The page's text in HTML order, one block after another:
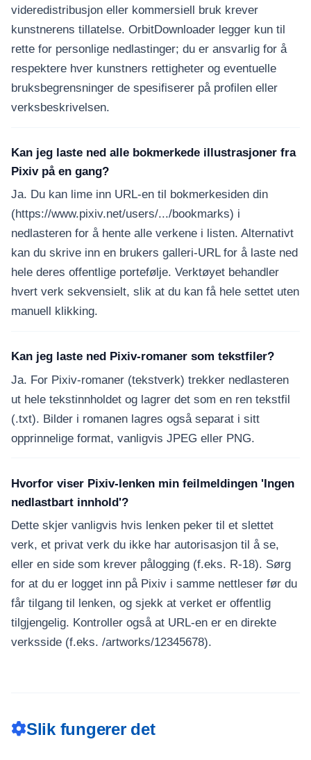
videredistribusjon eller kommersiell bruk krever
kunstnerens tillatelse. OrbitDownloader legger kun til
rette for personlige nedlastinger; du er ansvarlig for å
respektere hver kunstners rettigheter og eventuelle
bruksbegrensninger de spesifiserer på profilen eller
verksbeskrivelsen.
Kan jeg laste ned alle bokmerkede illustrasjoner fra
Pixiv på en gang?
Ja. Du kan lime inn URL-en til bokmerkesiden din
(https://www.pixiv.net/users/.../bookmarks) i
nedlasteren for å hente alle verkene i listen. Alternativt
kan du skrive inn en brukers galleri-URL for å laste ned
hele deres offentlige portefølje. Verktøyet behandler
hvert verk sekvensielt, slik at du kan få hele settet uten
manuell klikking.
Kan jeg laste ned Pixiv-romaner som tekstfiler?
Ja. For Pixiv-romaner (tekstverk) trekker nedlasteren
ut hele tekstinnholdet og lagrer det som en ren tekstfil
(.txt). Bilder i romanen lagres også separat i sitt
opprinnelige format, vanligvis JPEG eller PNG.
Hvorfor viser Pixiv-lenken min feilmeldingen 'Ingen
nedlastbart innhold'?
Dette skjer vanligvis hvis lenken peker til et slettet
verk, et privat verk du ikke har autorisasjon til å se,
eller en side som krever pålogging (f.eks. R-18). Sørg
for at du er logget inn på Pixiv i samme nettleser før du
får tilgang til lenken, og sjekk at verket er offentlig
tilgjengelig. Kontroller også at URL-en er en direkte
verksside (f.eks. /artworks/12345678).
Slik fungerer det